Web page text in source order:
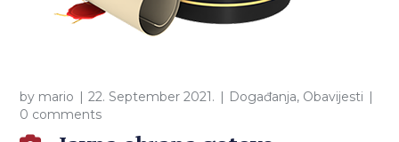
by mario 22. September 2021. Događanja, Obavijesti
0 comments